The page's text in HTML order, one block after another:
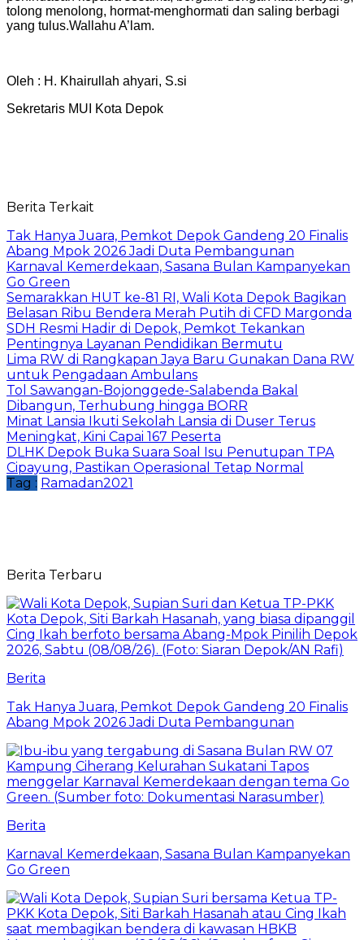
tolong menolong, hormat-menghormati dan saling berbagi
yang tulus.Wallahu A’lam.
Oleh : H. Khairullah ahyari, S.si
Sekretaris MUI Kota Depok
Berita Terkait
Tak Hanya Juara, Pemkot Depok Gandeng 20 Finalis
Abang Mpok 2026 Jadi Duta Pembangunan
Karnaval Kemerdekaan, Sasana Bulan Kampanyekan
Go Green
Semarakkan HUT ke-81 RI, Wali Kota Depok Bagikan
Belasan Ribu Bendera Merah Putih di CFD Margonda
SDH Resmi Hadir di Depok, Pemkot Tekankan
Pentingnya Layanan Pendidikan Bermutu
Lima RW di Rangkapan Jaya Baru Gunakan Dana RW
untuk Pengadaan Ambulans
Tol Sawangan-Bojonggede-Salabenda Bakal
Dibangun, Terhubung hingga BORR
Minat Lansia Ikuti Sekolah Lansia di Duser Terus
Meningkat, Kini Capai 167 Peserta
DLHK Depok Buka Suara Soal Isu Penutupan TPA
Cipayung, Pastikan Operasional Tetap Normal
Tag : Ramadan2021
Berita Terbaru
Berita
Tak Hanya Juara, Pemkot Depok Gandeng 20 Finalis
Abang Mpok 2026 Jadi Duta Pembangunan
Berita
Karnaval Kemerdekaan, Sasana Bulan Kampanyekan
Go Green